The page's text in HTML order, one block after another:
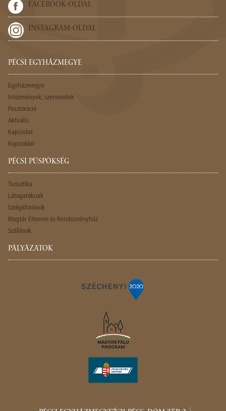
FACEBOOK-OLDAL
INSTAGRAM-OLDAL
PÉCSI EGYHÁZMEGYE
Egyházmegye
Intézmények, szervezetek
Pasztoráció
Aktuális
Kapcsolat
Kapuoldal
PÉCSI PÜSPÖKSÉG
Turisztika
Látogatóknak
Szolgáltatások
Magtár Étterem és Rendezvényház
Szállások
PÁLYÁZATOK